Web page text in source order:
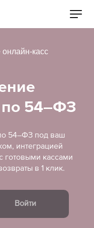
касс
54–ФЗ
54–ФЗ под ваш
интеграцией
готовыми кассами
в 1 клик.
Войти